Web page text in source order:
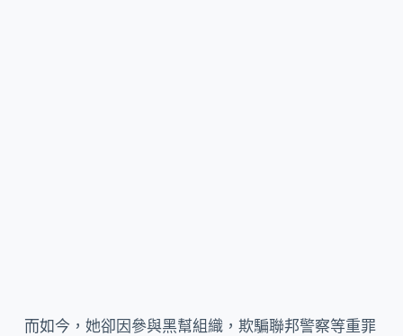
而如今，她卻因參與黑幫組織，欺騙聯邦警察等重罪